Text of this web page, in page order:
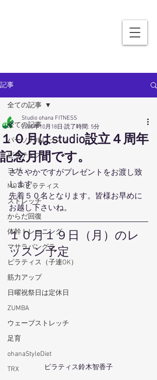
記事
全ての記事
パーソナルレッスン
ピラティス
ヨガ
MOTRピラティス
ストレッチ
からだ回復
体幹トレーニング
マサラバングラ
ピラティス（子連OK）
筋力アップ
日曜祝祭日は定休日
ZUMBA
ウェーブストレッチ
足育
ohanaStyleDiet
TRX
全ての記事
１０月はstudio設立４周年
記念月間です。
Studio ohana FITNESS
2020年10月18日 読了時間: 5分
ささやかですがプレゼントをお渡し致
します。
先着５０名となります。皆様お早めに
お越し下さいね。
１０月１９日（月）のレ
ッスン予定
ピラティス鈴木智香子